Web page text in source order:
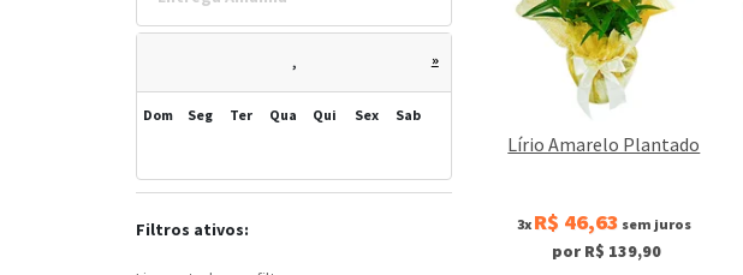
, »
Dom Seg Ter Qua Qui Sex Sab
Filtros ativos:
Lírio Amarelo Plantado
3x R$ 46,63 sem juros
por R$ 139,90